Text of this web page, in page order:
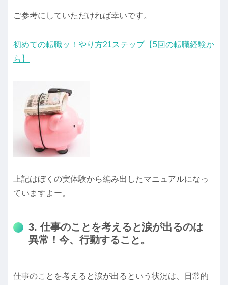
ご参考にしていただければ幸いです。
初めての転職ッ！やり方21ステップ【5回の転職経験か
ら】
上記はぼくの実体験から編み出したマニュアルになっ
ていますよー。
3. 仕事のことを考えると涙が出るのは
異常！今、行動すること。
仕事のことを考えると涙が出るという状況は、日常的